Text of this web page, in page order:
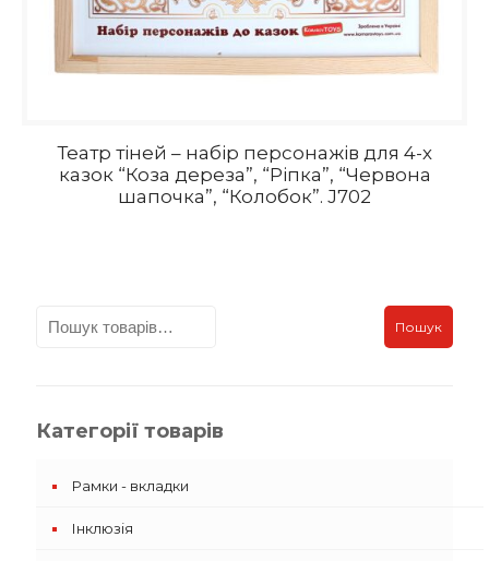
Театр тіней – набір персонажів для 4-х
казок “Коза дереза”, “Ріпка”, “Червона
шапочка”, “Колобок”. J702
Пошук
Категорії товарів
Рамки - вкладки
Інклюзія